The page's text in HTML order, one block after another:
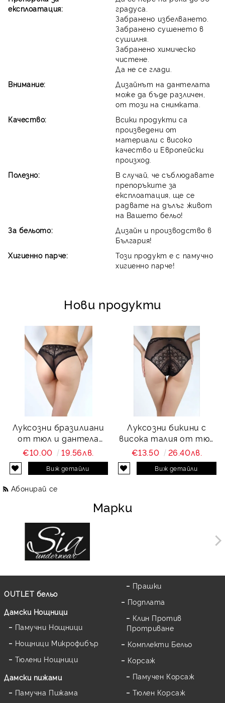
експлоатация:
градуса.
Забранено избелването.
Забранено сушенето в
сушилня.
Забранено химическо
чистене.
Да не се глади.
Внимание:
Дизайнът на дантелата
може да бъде различен,
от този на снимката.
Качество:
Всики продукти са
произведени от
материали с високо
качество и Европейски
произход.
Полезно:
В случай, че съблюдавате
препоръките за
експлоатация, ще се
радвате на дълъг живот
на Вашето бельо!
За бельото:
Дизайн и производство в
България!
Хигиенно парче:
Този продукт е с памучно
хигиенно парче!
Нови продукти
Луксозни бразилиани
от тюл и дантела
Charity
€10.00 19.56лв.
Виж детайли
Луксозни бикини с
висока талия от тюл
и дантела Charity
€13.50 26.40лв.
Виж детайли
Абонирай се
Марки
OUTLET бельо
Дамски Нощници
Памучни Нощници
Нощници Микрофибър
Тюлени Нощници
Дамски пижами
Памучна Пижама
Прашки
Подплата
Клин Против
Протриване
Комплекти Бельо
Корсаж
Памучен Корсаж
Тюлен Корсаж